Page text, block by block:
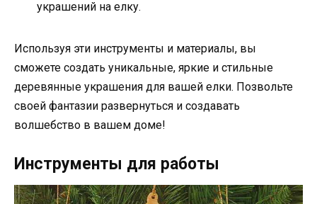
украшений на елку.
Используя эти инструменты и материалы, вы
сможете создать уникальные, яркие и стильные
деревянные украшения для вашей елки. Позвольте
своей фантазии развернуться и создавать
волшебство в вашем доме!
Инструменты для работы